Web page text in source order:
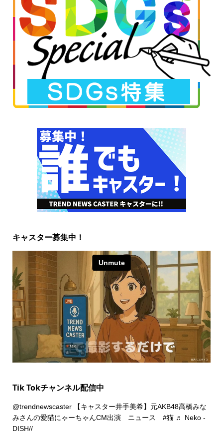
キャスター募集中！
Tik Tokチャンネル配信中
@trendnewscaster【キャスター井手美希】元AKB48高橋みな
みさんの愛猫にゃーちゃんCM出演 ニュース #猫 ♬ Neko -
DISH//